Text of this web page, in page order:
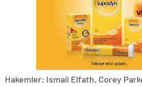
Hakemler: Ismail Elfath, Corey